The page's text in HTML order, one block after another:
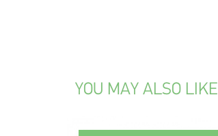
YOU MAY ALSO LIKE